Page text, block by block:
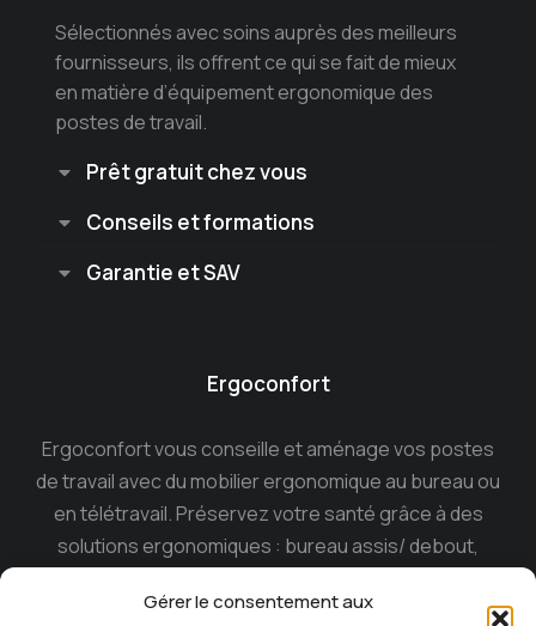
Gérer le consentement aux
Sélectionnés avec soins auprès des meilleurs
fournisseurs, ils offrent ce qui se fait de mieux
en matière d’équipement ergonomique des
postes de travail.
Prêt gratuit chez vous
Conseils et formations
Garantie et SAV
Ergoconfort
Ergoconfort vous conseille et aménage vos postes
de travail avec du mobilier ergonomique au bureau ou
en télétravail. Préservez votre santé grâce à des
solutions ergonomiques : bureau assis/ debout,
ergonomique, casque anti-bruit…